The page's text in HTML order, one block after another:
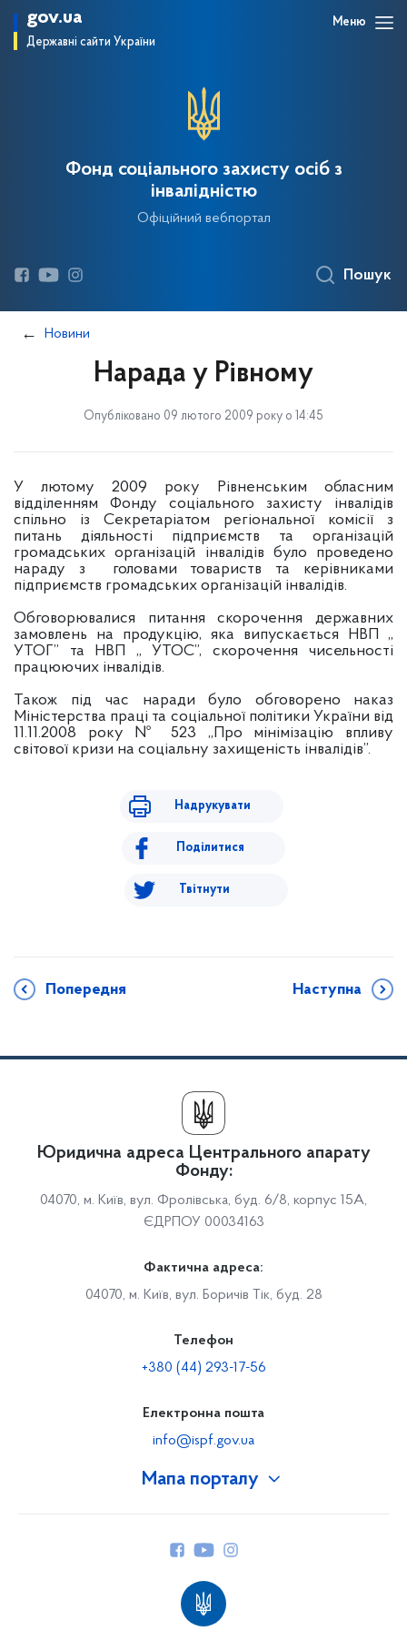
gov.ua
Державні сайти України
Меню
Фонд соціального захисту осіб з
інвалідністю
Офіційний вебпортал
Пошук
Новини
Нарада у Рівному
Опубліковано 09 лютого 2009 року о 14:45
У лютому 2009 року Рівненським обласним
відділенням Фонду соціального захисту інвалідів
спільно із Секретаріатом регіональної комісії з
питань діяльності підприємств та організацій
громадських організацій інвалідів було проведено
нараду з головами товариств та керівниками
підприємств громадських організацій інвалідів.
Обговорювалися питання скорочення державних
замовлень на продукцію, яка випускається НВП „
УТОГ” та НВП „ УТОС”, скорочення чисельності
працюючих інвалідів.
Також під час наради було обговорено наказ
Міністерства праці та соціальної політики України від
11.11.2008 року № 523 „Про мінімізацію впливу
світової кризи на соціальну захищеність інвалідів”.
Надрукувати
Поділитися
Твітнути
Попередня Наступна
Мапа порталу
Юридична адреса Центрального апарату
Фонду:
04070, м. Київ, вул. Фролівська, буд. 6/8, корпус 15А,
ЄДРПОУ 00034163
Фактична адреса:
04070, м. Київ, вул. Боричів Тік, буд. 28
Телефон
+380 (44) 293-17-56
Електронна пошта
info@ispf.gov.ua